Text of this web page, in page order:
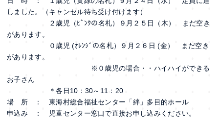
しました。（キャンセル待ち受け付けます）
２歳児（ﾋﾟﾝｸの名札）９月２５日（木） まだ空き
があります。
０歳児 (ｵﾚﾝｼﾞの名札）９月２６日 (金） まだ空き
があります。
※０歳児の場合・・ハイハイができる
お子さん
＊各日10：30～11：20
場 所 ： 東海村総合福祉センター「絆」多目的ホール
申込み ： 児童センター窓口で直接お申し込みください。